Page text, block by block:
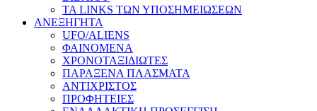
ΤΑ LINKS ΤΩΝ ΥΠΟΣΗΜΕΙΩΣΕΩΝ
ΑΝΕΞΗΓΗΤΑ
UFO/ALIENS
ΦΑΙΝΟΜΕΝΑ
ΧΡΟΝΟΤΑΞΙΔΙΩΤΕΣ
ΠΑΡΑΞΕΝΑ ΠΛΑΣΜΑΤΑ
ΑΝΤΙΧΡΙΣΤΟΣ
ΠΡΟΦΗΤΕΙΕΣ